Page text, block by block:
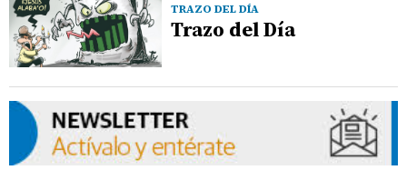
TRAZO DEL DÍA
Trazo del Día